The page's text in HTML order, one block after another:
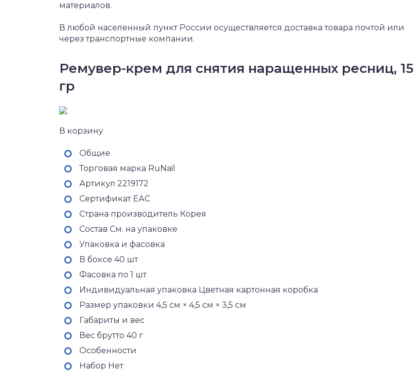
материалов.
В любой населенный пункт России осуществляется доставка товара почтой или
через транспортные компании.
Ремувер-крем для снятия наращенных ресниц, 15
гр
В корзину
Общие
Торговая марка RuNail
Артикул 2219172
Сертификат ЕАС
Страна производитель Корея
Состав См. на упаковке
Упаковка и фасовка
В боксе 40 шт
Фасовка по 1 шт
Индивидуальная упаковка Цветная картонная коробка
Размер упаковки 4,5 см × 4,5 см × 3,5 см
Габариты и вес
Вес брутто 40 г
Особенности
Набор Нет